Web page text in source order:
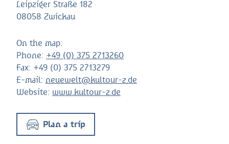
Leipziger Straße 182
08058 Zwickau
On the map:
Phone: +49 (0) 375 2713260
Fax: +49 (0) 375 2713279
E-mail: neuewelt@kultour-z.de
Website: www.kultour-z.de
Plan a trip